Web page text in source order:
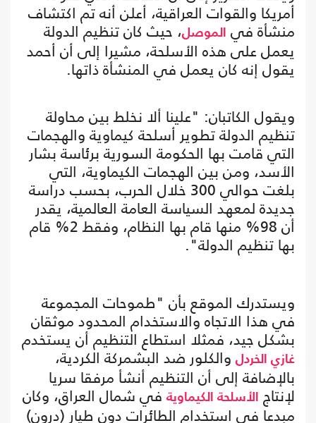
أمريكا والقوات العراقية، أعلن أنه تم اكتشاف
منشأة في الموصل، حيث كان تنظيم الدولة
يعمل على هذه الأسلحة، مشيرا إلى أن أحمد
يقول إنه كان يعمل في المنشأة ذاتها.
ويقول الكاتبان: "علينا ألا نخلط بين محاولة
تنظيم الدولة تطوير أسلحة كيماوية والهجمات
التي قامت بها الحكومة السورية برئاسة بشار
الأسد، ومن بين الهجمات الكيماوية، التي
بلغت حوالي 300 خلال الحرب، بحسب دراسة
جديدة لمعهد السياسة العامة العالمية، يقدر
أن 98% منها قام بها النظام، وفقط 2% قام
بها تنظيم الدولة".
ويستدرك الموقع بأن "طموحات المجموعة
في هذا الاتجاه والاستخدام المحدود موثقان
بشكل جيد، فمثلا استطاع التنظيم أن يستخدم
غازي الخردل والكلور ضد البشمركة الكردية،
بالإضافة إلى أن التنظيم أنشأ مرفقا سريا
لإنتاج الأسلحة الكيماوية في شمال العراق، وكان
مبدعا في استخدام الطائرات دون طيار (درون)